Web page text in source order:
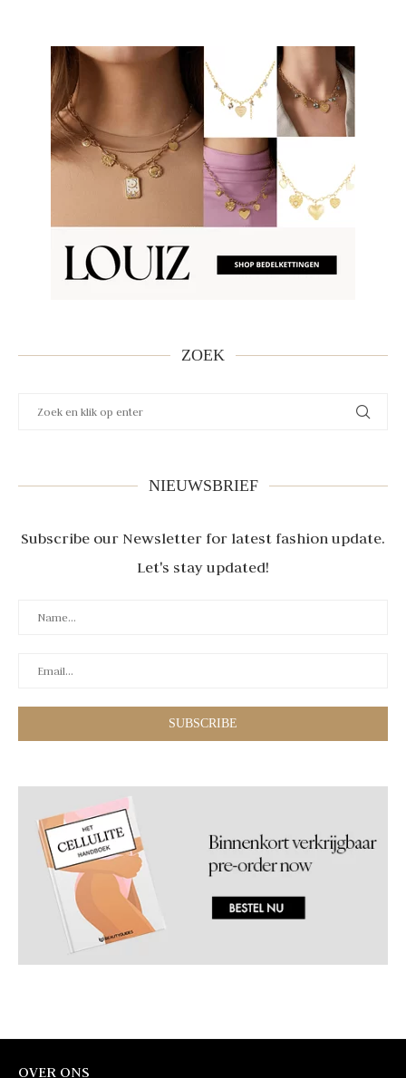
ZOEK
NIEUWSBRIEF
Subscribe our Newsletter for latest fashion update.
Let's stay updated!
OVER ONS